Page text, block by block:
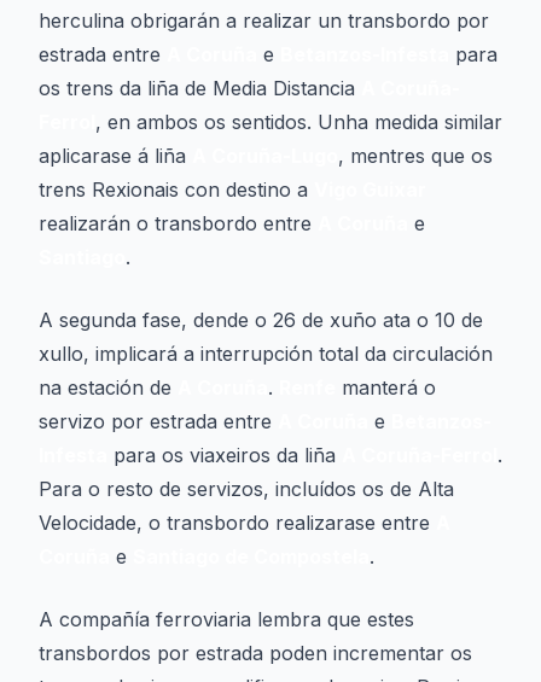
herculina obrigarán a realizar un transbordo por
estrada entre
e
para
os trens da liña de Media Distancia
, en ambos os sentidos. Unha medida similar
aplicarase á liña
, mentres que os
trens Rexionais con destino a
realizarán o transbordo entre
e
.
A segunda fase, dende o 26 de xuño ata o 10 de
xullo, implicará a interrupción total da circulación
na estación de
.
manterá o
servizo por estrada entre
e
para os viaxeiros da liña
.
Para o resto de servizos, incluídos os de Alta
Velocidade, o transbordo realizarase entre
e .
A compañía ferroviaria lembra que estes
transbordos por estrada poden incrementar os